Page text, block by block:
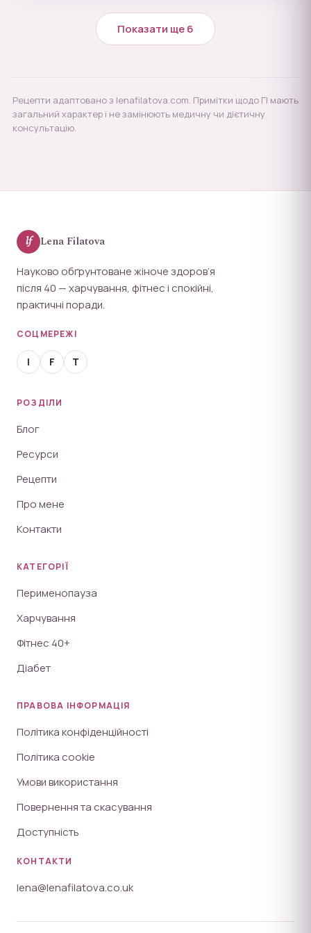
Показати ще 6
Рецепти адаптовано з lenafilatova.com. Примітки щодо ГІ мають
загальний характер і не замінюють медичну чи дієтичну
консультацію.
lf Lena Filatova
Науково обґрунтоване жіноче здоров’я
після 40 — харчування, фітнес і спокійні,
практичні поради.
СОЦМЕРЕЖІ
I F T
РОЗДІЛИ
Блог
Ресурси
Рецепти
Про мене
Контакти
КАТЕГОРІЇ
Перименопауза
Харчування
Фітнес 40+
Діабет
ПРАВОВА ІНФОРМАЦІЯ
Політика конфіденційності
Політика cookie
Умови використання
Повернення та скасування
Доступність
КОНТАКТИ
lena@lenafilatova.co.uk